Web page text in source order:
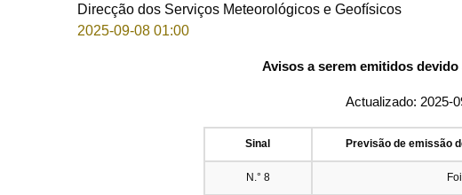
Direcção dos Serviços Meteorológicos e Geofísicos
2025-09-08 01:00
Avisos a serem emitidos
Actualizado: 2025-
Sinal Previsão de emissão
N.° 8